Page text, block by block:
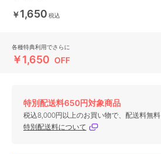
￥1,650 税込
各種特典利用でさらに
￥1,650 OFF
特別配送料650円対象商品
税込8,000円以上のお買い物で、配送料無料
特別配送料について